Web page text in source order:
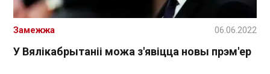
У Вялікабрытаніі можа з'явіцца новы прэм'ер
Замежжа 06.06.2022